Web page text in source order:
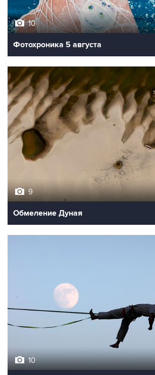
10
Фотохроника 5 августа
9
Обмеление Дуная
10